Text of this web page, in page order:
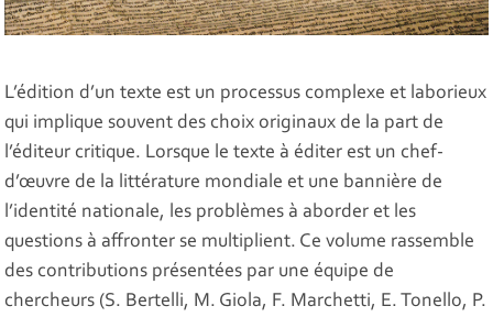
L’édition d’un texte est un processus complexe et laborieux
qui implique souvent des choix originaux de la part de
l’éditeur critique. Lorsque le texte à éditer est un chef-
d’œuvre de la littérature mondiale et une bannière de
l’identité nationale, les problèmes à aborder et les
questions à affronter se multiplient. Ce volume rassemble
des contributions présentées par une équipe de
chercheurs (S. Bertelli, M. Giola, F. Marchetti, E. Tonello, P.